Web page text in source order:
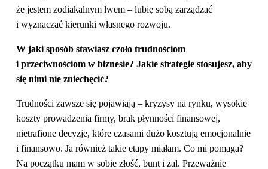
że jestem zodiakalnym lwem – lubię sobą zarządzać
i wyznaczać kierunki własnego rozwoju.
W jaki sposób stawiasz czoło trudnościom
i przeciwnościom w biznesie? Jakie strategie stosujesz, aby
się nimi nie zniechęcić?
Trudności zawsze się pojawiają – kryzysy na rynku, wysokie
koszty prowadzenia firmy, brak płynności finansowej,
nietrafione decyzje, które czasami dużo kosztują emocjonalnie
i finansowo. Ja również takie etapy miałam. Co mi pomaga?
Na początku mam w sobie złość, bunt i żal. Przeważnie